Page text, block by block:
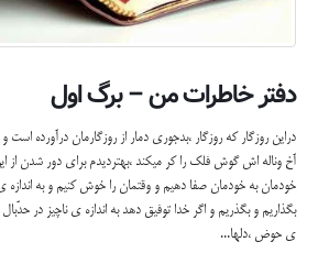
دفتر خاطرات من – برگ اول
دراین روزگار که روزگار ،بدجوری دمار از روزگارمان درآورده
آخ وناله اش گوش فلک را کر میکند ،بهتردیدم برای دور شدن از
خودمان به خودمان صفا دهیم و وقتمان را خوش کنیم و به اندازه
بگذاریم و بگذریم و اگر خدا توفیق دهد به اندازه ی ناچیز در
ی حوض ،دلها...